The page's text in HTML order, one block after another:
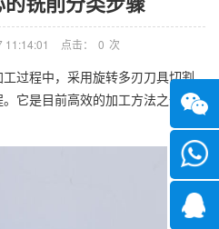
11:14:01 点击： 0 次
过程中，采用旋转多刃刀具切割
它是目前高效的加工方法之一，
微信